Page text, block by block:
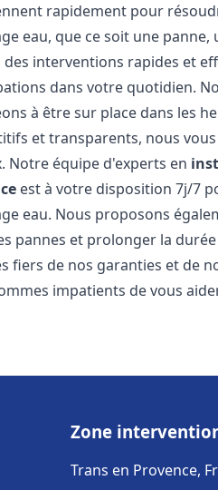
rapidement pour
eau, que ce soit une
interventions rapides et
dans votre quotidien.
à être sur place dans les
et transparents, nous
Notre équipe d'experts en
est à votre disposition 7j/7
eau. Nous proposons
pannes et prolonger la
fiers de nos garanties et de
impatients de vous
Zone
Trans en Provence,